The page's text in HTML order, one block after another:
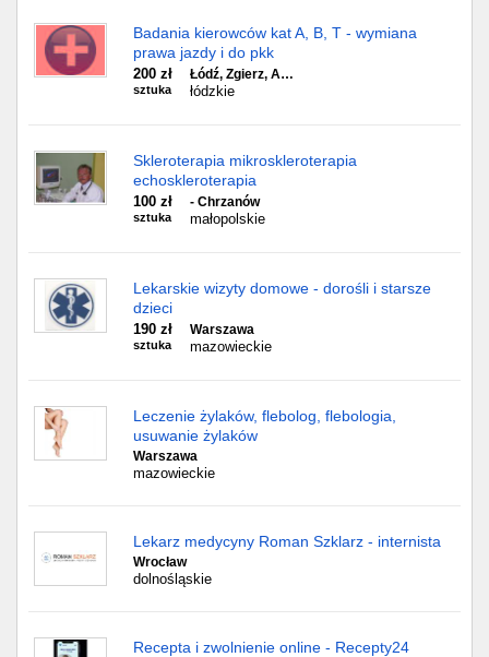
Badania kierowców kat A, B, T - wymiana
prawa jazdy i do pkk
200 zł
sztuka
Łódź, Zgierz, A…
łódzkie
Skleroterapia mikroskleroterapia
echoskleroterapia
100 zł
sztuka
- Chrzanów
małopolskie
Lekarskie wizyty domowe - dorośli i starsze
dzieci
190 zł
sztuka
Warszawa
mazowieckie
Leczenie żylaków, flebolog, flebologia,
usuwanie żylaków
Warszawa
mazowieckie
Lekarz medycyny Roman Szklarz - internista
Wrocław
dolnośląskie
Recepta i zwolnienie online - Recepty24